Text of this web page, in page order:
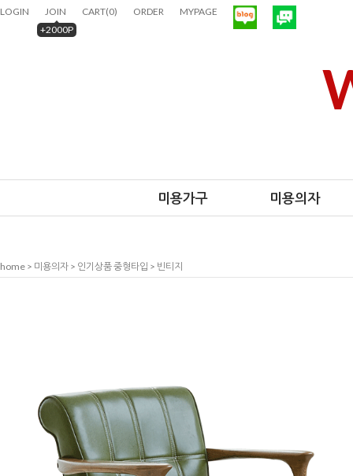
LOGIN
JOIN
+2000P
CART(0) ORDER MYPAGE
미용가구 미용의자
home > 미용의자 > 인기상품 중형타입 > 빈티지